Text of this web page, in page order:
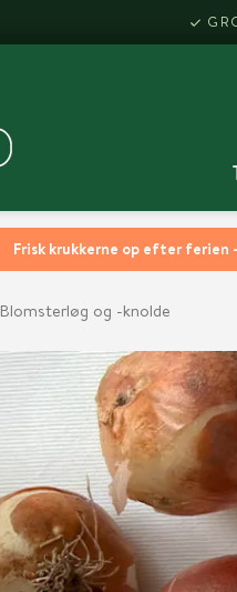
Frisk krukkerne op efter ferien
Blomsterløg og -knolde